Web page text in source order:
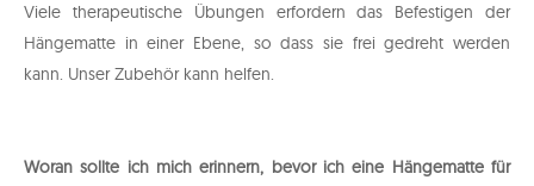
Viele therapeutische Übungen erfordern das Befestigen der
Hängematte in einer Ebene, so dass sie frei gedreht werden
kann. Unser Zubehör kann helfen.
Woran sollte ich mich erinnern, bevor ich eine Hängematte für